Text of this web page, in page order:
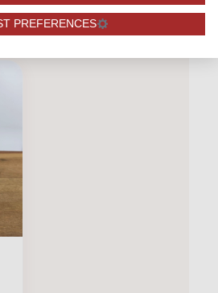
BESTELLUNG
PREFERENCES